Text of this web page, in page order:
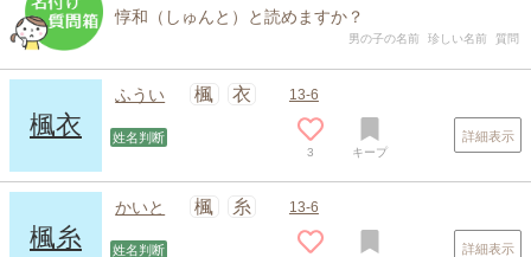
惇和（しゅんと）と読めますか？
男の子の名前 珍しい名前 質問
楓衣
ふうい 楓 衣 13-6
姓名判断
3 キープ
詳細表示
楓糸
かいと 楓 糸 13-6
姓名判断 詳細表示